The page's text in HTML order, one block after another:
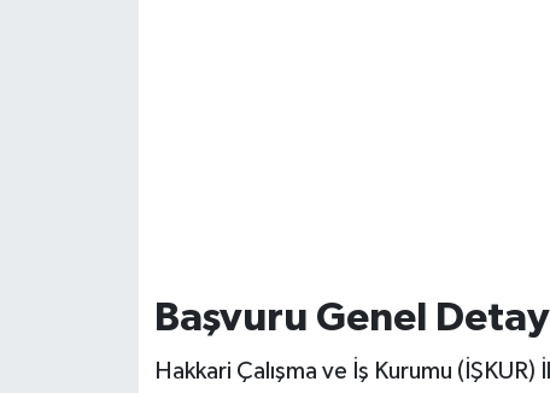
Başvuru Genel
Hakkari Çalışma ve İş Kurumu